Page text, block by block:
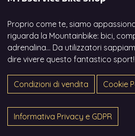
Proprio come te, siamo
riguarda la Mountainbike: bici,
adrenalina... Da utilizzatori
dire vivere questo fantastico sport!
Condizioni di vendita Cookie
Informativa Privacy e GDPR